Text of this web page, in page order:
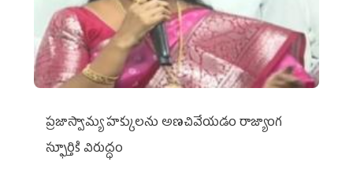
ప్రజాస్వామ్య హక్కులను అణచివేయడం రాజ్యాంగ
స్ఫూర్తికి విరుద్ధం